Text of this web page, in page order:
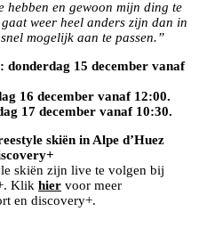
hebben en gewoon mijn ding te
weer heel anders zijn dan in
mogelijk aan te passen.”
15 december vanaf
16 december vanaf 12:00.
17 december vanaf 10:30.
skiën in Alpe d’Huez
skiën zijn live te volgen bij
Klik hier voor meer
en discovery+.